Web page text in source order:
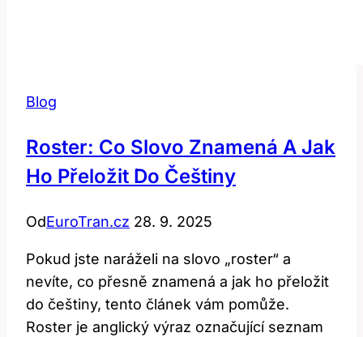
Blog
Roster: Co Slovo Znamená A Jak
Ho Přeložit Do Češtiny
OdEuroTran.cz 28. 9. 2025
Pokud jste naráželi na slovo „roster“ a
nevíte, co přesně znamená a jak ho přeložit
do češtiny, tento článek vám pomůže.
Roster je anglický výraz označující seznam